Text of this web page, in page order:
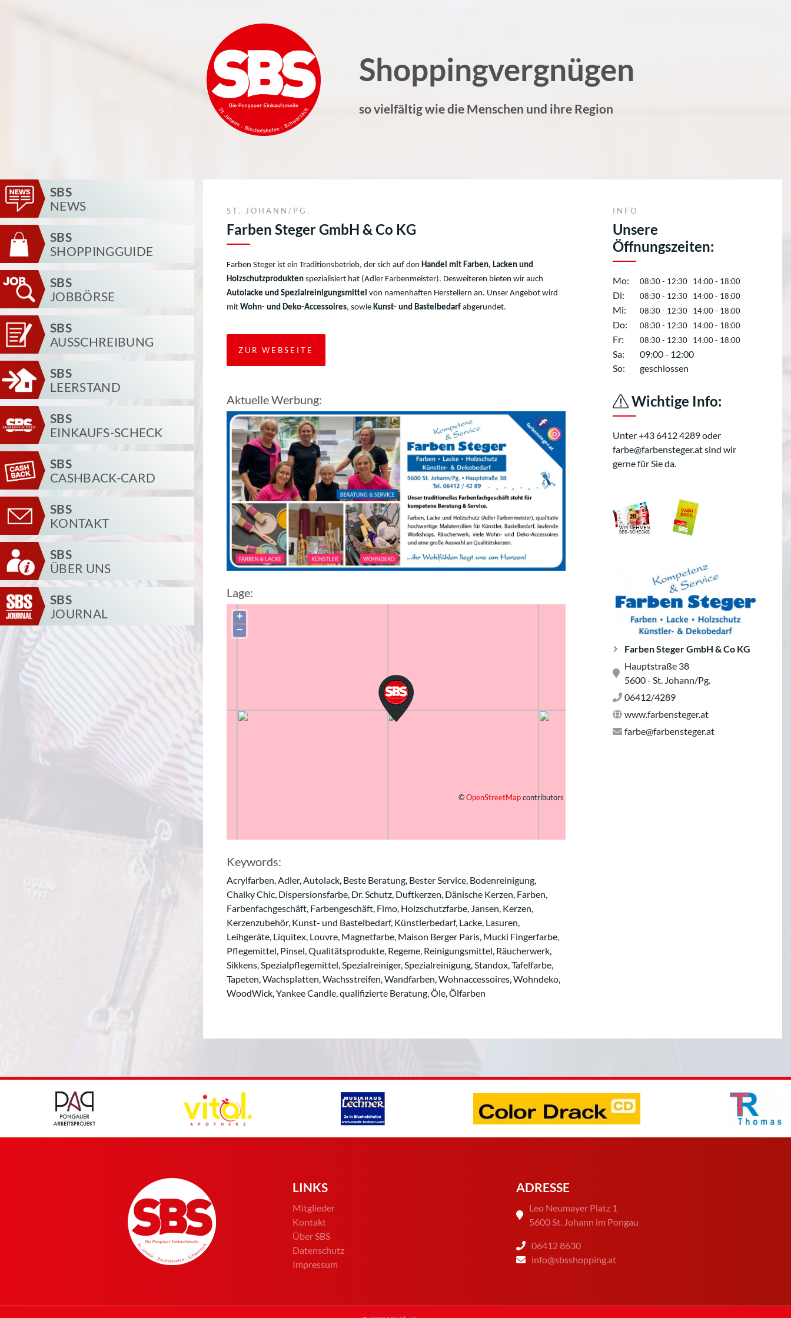
Shoppingvergnügen
so vielfältig wie die Menschen und ihre Region
SBS
NEWS
SBS
SHOPPINGGUIDE
SBS
JOBBÖRSE
SBS
AUSSCHREIBUNG
SBS
LEERSTAND
SBS
EINKAUFS-SCHECK
SBS
CASHBACK-CARD
SBS
KONTAKT
SBS
ÜBER UNS
SBS
JOURNAL
ST. JOHANN/PG.
Farben Steger GmbH & Co KG
Farben Steger ist ein Traditionsbetrieb, der sich auf den Handel mit Farben, Lacken und
Holzschutzprodukten spezialisiert hat (Adler Farbenmeister). Desweiteren bieten wir auch
Autolacke und Spezialreinigungsmittel von namenhaften Herstellern an. Unser Angebot wird
mit Wohn- und Deko-Accessoires, sowie Kunst- und Bastelbedarf abgerundet.
ZUR WEBSEITE
Aktuelle Werbung:
Lage:
+
−
©OpenStreetMapcontributors
Keywords:
Acrylfarben, Adler, Autolack, Beste Beratung, Bester Service, Bodenreinigung,
Chalky Chic, Dispersionsfarbe, Dr. Schutz, Duftkerzen, Dänische Kerzen, Farben,
Farbenfachgeschäft, Farbengeschäft, Fimo, Holzschutzfarbe, Jansen, Kerzen,
Kerzenzubehör, Kunst- und Bastelbedarf, Künstlerbedarf, Lacke, Lasuren,
Leihgeräte, Liquitex, Louvre, Magnetfarbe, Maison Berger Paris, Mucki Fingerfarbe,
Pflegemittel, Pinsel, Qualitätsprodukte, Regeme, Reinigungsmittel, Räucherwerk,
Sikkens, Spezialpflegemittel, Spezialreiniger, Spezialreinigung, Standox, Tafelfarbe,
Tapeten, Wachsplatten, Wachsstreifen, Wandfarben, Wohnaccessoires, Wohndeko,
WoodWick, Yankee Candle, qualifizierte Beratung, Öle, Ölfarben
INFO
Unsere
Öffnungszeiten:
Mo: 08:30 - 12:30 14:00 - 18:00
Di: 08:30 - 12:30 14:00 - 18:00
Mi: 08:30 - 12:30 14:00 - 18:00
Do: 08:30 - 12:30 14:00 - 18:00
Fr: 08:30 - 12:30 14:00 - 18:00
Sa:
09:00 - 12:00
So:
geschlossen
Wichtige Info:
Unter +43 6412 4289 oder
farbe@farbensteger.at sind wir
gerne für Sie da.
Farben Steger GmbH & Co KG
Hauptstraße 38
5600 - St. Johann/Pg.
06412/4289
www.farbensteger.at
farbe@farbensteger.at
LINKS
Mitglieder
Kontakt
Über SBS
Datenschutz
Impressum
ADRESSE
Leo Neumayer Platz 1
5600 St. Johann im Pongau
06412 8630
info@sbsshopping.at